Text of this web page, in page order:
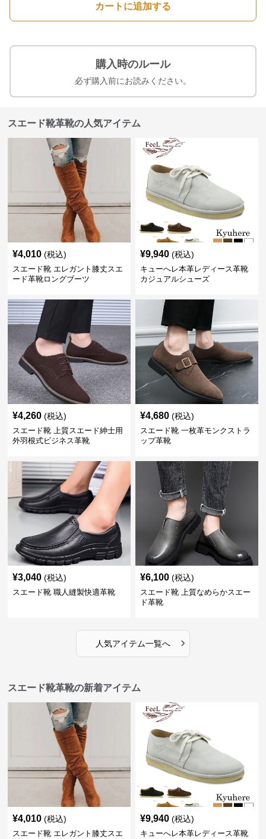
カートに追加する
購入時のルール
必ず購入前にお読みください。
スエード靴革靴の人気アイテム
¥4,010 (税込)
スエード靴 エレガント膝丈スエ
ード革靴ロングブーツ
¥9,940 (税込)
キューへレ本革レディース革靴
カジュアルシューズ
¥4,260 (税込)
スエード靴 上質スエード紳士用
外羽根式ビジネス革靴
¥4,680 (税込)
スエード靴 一枚革モンクストラ
ップ革靴
¥3,040 (税込)
スエード靴 職人縫製快適革靴
¥6,100 (税込)
スエード靴 上質なめらかスエー
ド革靴
人気アイテム一覧へ ›
スエード靴革靴の新着アイテム
¥4,010 (税込)
スエード靴 エレガント膝丈スエ
¥9,940 (税込)
キューへレ本革レディース革靴